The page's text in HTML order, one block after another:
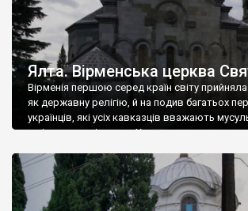
Ялта. Вірменська церква
Вірменія першою серед країн світу
як державну релігію, й на подив багатьох
українців, які усіх кавказців вважають
є відданими вірянами Христа